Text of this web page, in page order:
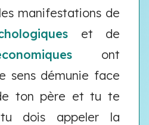
manifestations de
et de
ont
sens démunie face
ton père et tu te
dois appeler la